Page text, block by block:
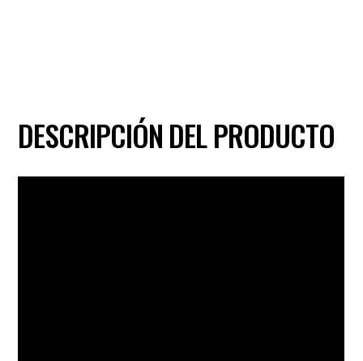
DESCRIPCIÓN DEL PRODUCTO